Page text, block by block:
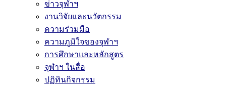
ข่าวจุฬาฯ
งานวิจัยและนวัตกรรม
ความร่วมมือ
ความภูมิใจของจุฬาฯ
การศึกษาและหลักสูตร
จุฬาฯ ในสื่อ
ปฏิทินกิจกรรม